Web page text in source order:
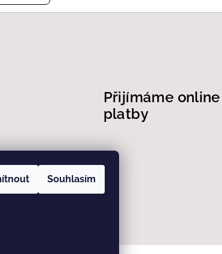
Souhlasím
Přijímáme online
platby